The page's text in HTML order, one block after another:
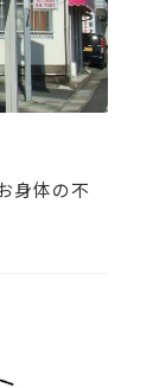
身体の不